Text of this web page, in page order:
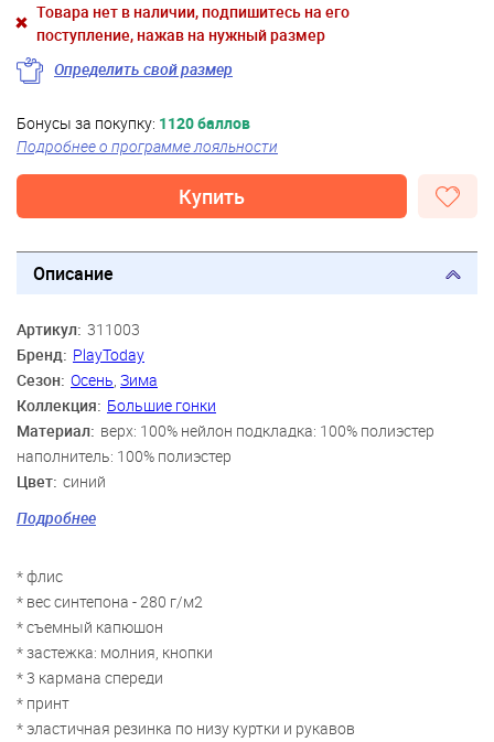
Товара нет в наличии, подпишитесь на его
поступление, нажав на нужный размер
Определить свой размер
Бонусы за покупку: 1120 баллов
Подробнее о программе лояльности
Купить
Описание
Артикул: 311003
Бренд: PlayToday
Сезон: Осень, Зима
Коллекция: Большие гонки
Материал: верх: 100% нейлон подкладка: 100% полиэстер
наполнитель: 100% полиэстер
Цвет: синий
Скидка:
Пол: Мальчики
Персонаж:
Подробнее
* флис
* вес синтепона - 280 г/м2
* съемный капюшон
* застежка: молния, кнопки
* 3 кармана спереди
* принт
* эластичная резинка по низу куртки и рукавов